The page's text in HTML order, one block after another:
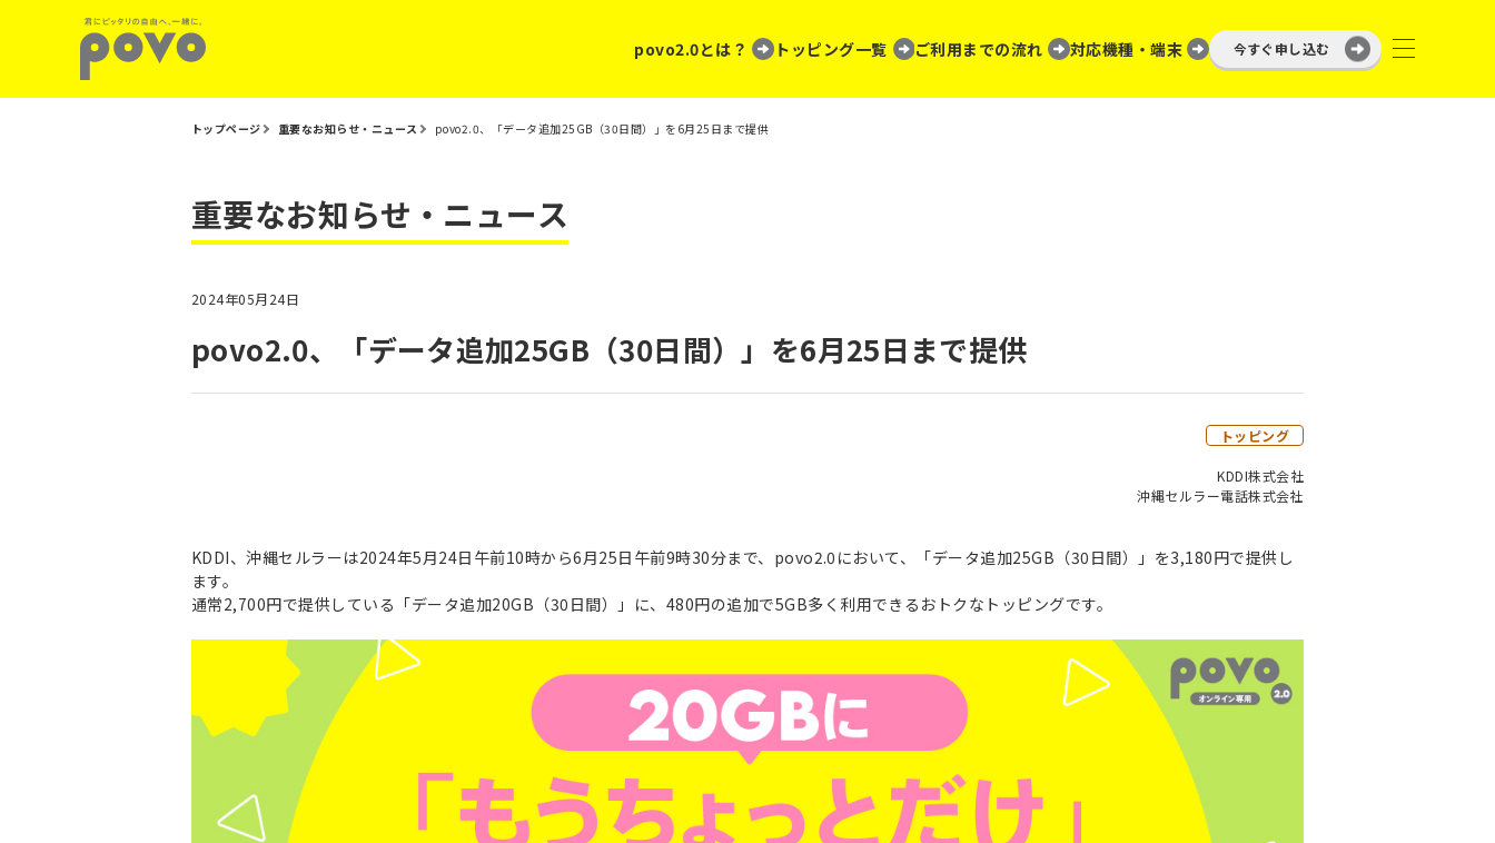
povo2.0とは？ トッピング一覧 ご利用までの流れ 対応機種・端末 今すぐ申し込む
トップページ 重要なお知らせ・ニュース povo2.0、「データ追加25GB（30日間）」を6月25日まで提供
重要なお知らせ・ニュース
2024年05月24日
povo2.0、「データ追加25GB（30日間）」を6月25日まで提供
トッピング
KDDI株式会社
沖縄セルラー電話株式会社
KDDI、沖縄セルラーは2024年5月24日午前10時から6月25日午前9時30分まで、povo2.0において、「データ追加25GB（30日間）」を3,180円で提供し
ます。
通常2,700円で提供している「データ追加20GB（30日間）」に、480円の追加で5GB多く利用できるおトクなトッピングです。